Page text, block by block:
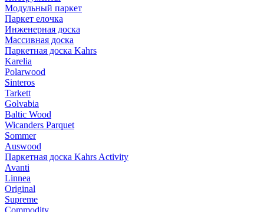
Модульный паркет
Паркет елочка
Инженерная доска
Массивная доска
Паркетная доска Kahrs
Karelia
Polarwood
Sinteros
Tarkett
Golvabia
Baltic Wood
Wicanders Parquet
Sommer
Auswood
Паркетная доска Kahrs Activity
Avanti
Linnea
Original
Supreme
Commodity